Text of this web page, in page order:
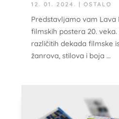
12. 01. 2024. | OSTALO
Predstavljamo vam Lava
filmskih postera 20.
različitih dekada filmske
žanrova, stilova i boja …